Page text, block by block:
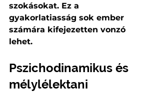
szokásokat. Ez a
gyakorlatiasság sok ember
számára kifejezetten vonzó
lehet.
Pszichodinamikus és
mélylélektani